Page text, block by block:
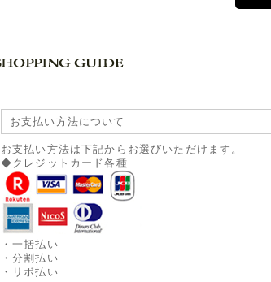
お支払い方法について
お支払い方法は下記からお選びいただけます。
◆クレジットカード各種
・一括払い
・分割払い
・リボ払い